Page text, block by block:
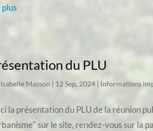
du PLU
Isabelle Masson | 12 Sep, 2024 | Informations
la présentation du PLU de la réunion
sur le site, rendez-vous sur la